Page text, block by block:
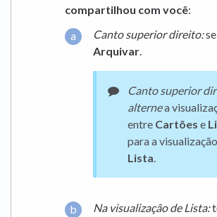
compartilhou com você:
Canto superior direito:
Arquivar
Canto superior
alternea
entre Cartões e
para a
Lista
Na visualização de Lista: